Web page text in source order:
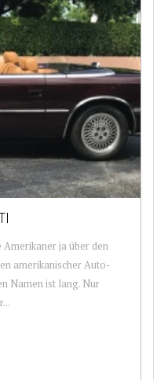
Amerikaner ja über den
amerikanischer Auto-
Namen ist lang. Nur